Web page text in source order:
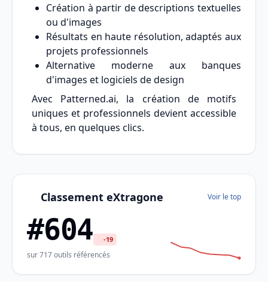
Création à partir de descriptions textuelles
ou d'images
Résultats en haute résolution, adaptés aux
projets professionnels
Alternative moderne aux banques
d'images et logiciels de design
Avec Patterned.ai, la création de motifs
uniques et professionnels devient accessible
à tous, en quelques clics.
Classement eXtragone Voir le top
#604 -19
sur 717 outils référencés